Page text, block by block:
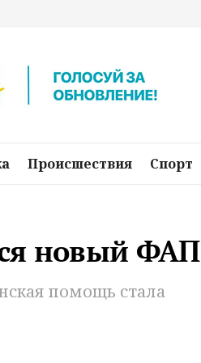
Происшествия Спорт
новый ФАП
помощь стала